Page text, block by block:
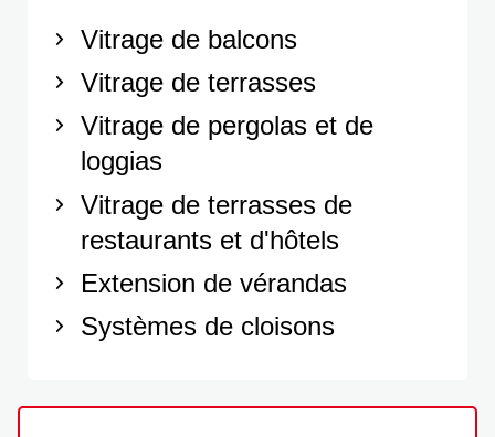
Vitrage de balcons
Vitrage de terrasses
Vitrage de pergolas et de
loggias
Vitrage de terrasses de
restaurants et d'hôtels
Extension de vérandas
Systèmes de cloisons